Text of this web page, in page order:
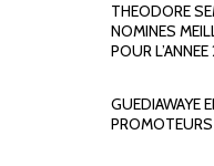
THEODORE
NOMINES
POUR
GUEDIAWAYE